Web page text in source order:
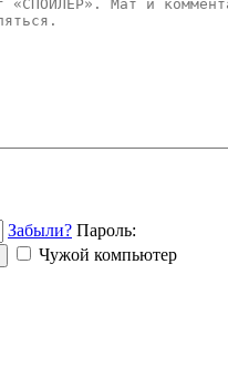
Забыли? Пароль:
Чужой компьютер